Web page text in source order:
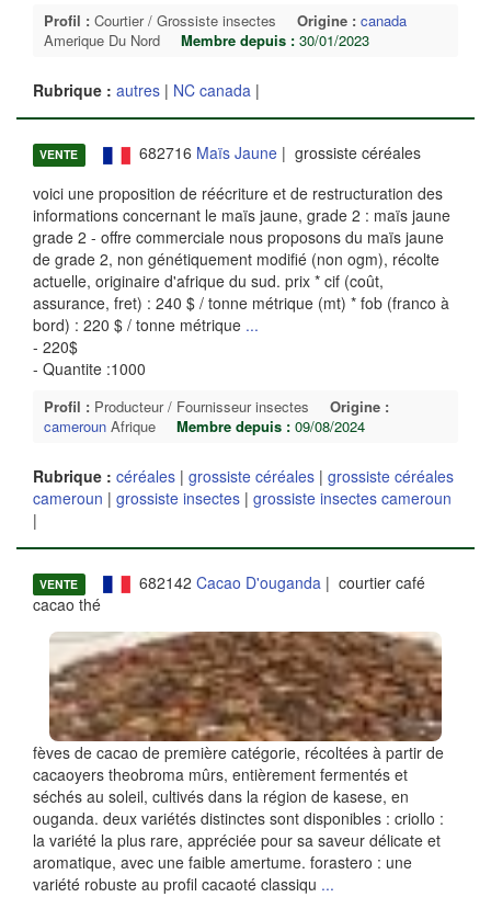
Profil : Courtier / Grossiste insectes Origine : canada
Amerique Du Nord
Membre depuis : 30/01/2023
Rubrique : autres | NC canada |
VENTE 682716 Maïs Jaune| grossiste céréales
voici une proposition de réécriture et de restructuration des
informations concernant le maïs jaune, grade 2 : maïs jaune
grade 2 - offre commerciale nous proposons du maïs jaune
de grade 2, non génétiquement modifié (non ogm), récolte
actuelle, originaire d'afrique du sud. prix * cif (coût,
assurance, fret) : 240 $ / tonne métrique (mt) * fob (franco à
bord) : 220 $ / tonne métrique ...
- 220$
- Quantite :1000
Profil : Producteur / Fournisseur insectes
Origine :
cameroun Afrique Membre depuis : 09/08/2024
Rubrique : céréales | grossiste céréales | grossiste céréales
cameroun | grossiste insectes | grossiste insectes cameroun
|
VENTE 682142 Cacao D'ouganda | courtier café
cacao thé
fèves de cacao de première catégorie, récoltées à partir de
cacaoyers theobroma mûrs, entièrement fermentés et
séchés au soleil, cultivés dans la région de kasese, en
ouganda. deux variétés distinctes sont disponibles : criollo :
la variété la plus rare, appréciée pour sa saveur délicate et
aromatique, avec une faible amertume. forastero : une
variété robuste au profil cacaoté classiqu ...